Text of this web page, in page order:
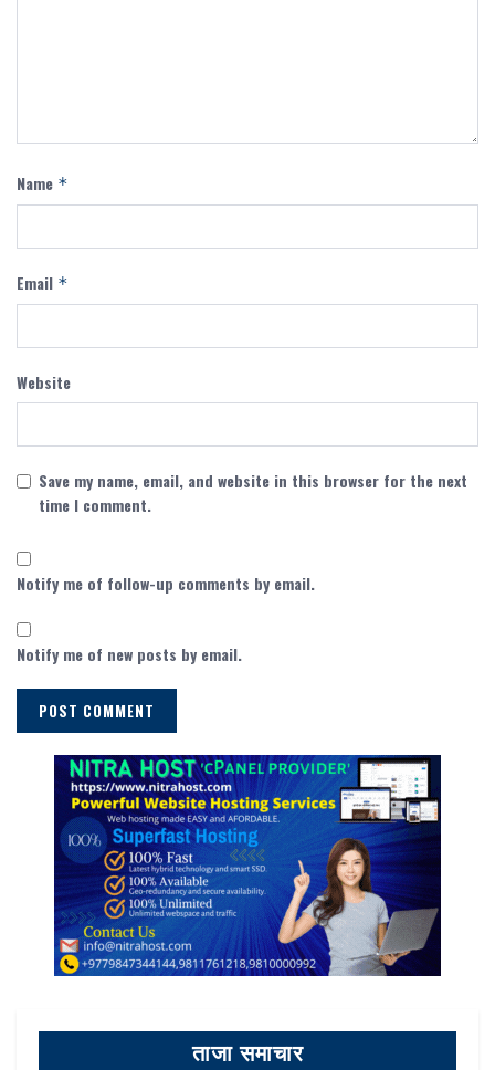
Name *
Email *
Website
Save my name, email, and website in this browser for the next
time I comment.
Notify me of follow-up comments by email.
Notify me of new posts by email.
ताजा समाचार